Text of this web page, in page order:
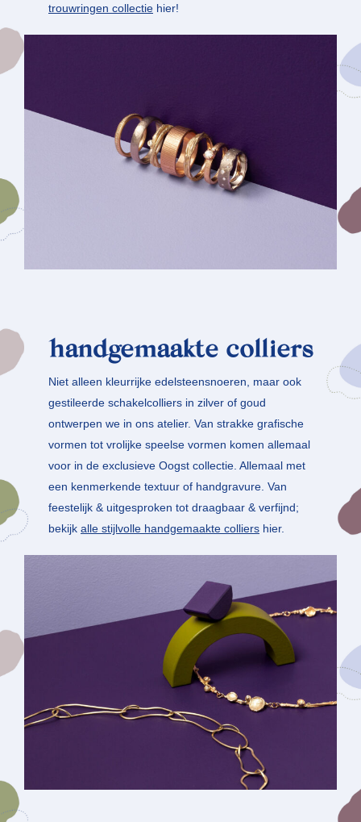
trouwringen collectie hier!
handgemaakte colliers
Niet alleen kleurrijke edelsteensnoeren, maar ook
gestileerde schakelcolliers in zilver of goud
ontwerpen we in ons atelier. Van strakke grafische
vormen tot vrolijke speelse vormen komen allemaal
voor in de exclusieve Oogst collectie. Allemaal met
een kenmerkende textuur of handgravure. Van
feestelijk & uitgesproken tot draagbaar & verfijnd;
bekijk alle stijlvolle handgemaakte colliers hier.